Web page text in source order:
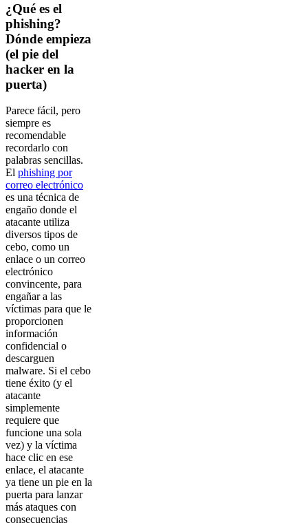
¿Qué es el
phishing?
Dónde empieza
(el pie del
hacker en la
puerta)
Parece fácil, pero
siempre es
recomendable
recordarlo con
palabras sencillas.
El phishing por
correo electrónico
es una técnica de
engaño donde el
atacante utiliza
diversos tipos de
cebo, como un
enlace o un correo
electrónico
convincente, para
engañar a las
víctimas para que le
proporcionen
información
confidencial o
descarguen
malware. Si el cebo
tiene éxito (y el
atacante
simplemente
requiere que
funcione una sola
vez) y la víctima
hace clic en ese
enlace, el atacante
ya tiene un pie en la
puerta para lanzar
más ataques con
consecuencias